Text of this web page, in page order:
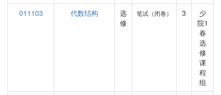
011103
代数结构
选
修
笔试（闭卷） 3
少
院1
春
选
修
课
程
组